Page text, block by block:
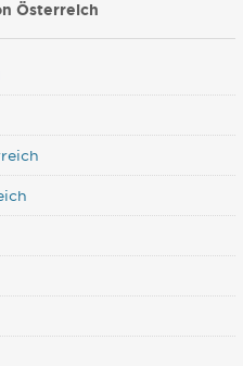
Österreich